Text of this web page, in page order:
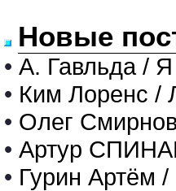
Новые
• А. Гавльда /
• Ким Лоренс /
• Олег
• Артур
• Гурин Артём